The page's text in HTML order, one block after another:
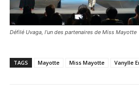
Défilé Uvaga, l’un des partenaires de Miss Mayotte
TAGS Mayotte Miss Mayotte Vanylle